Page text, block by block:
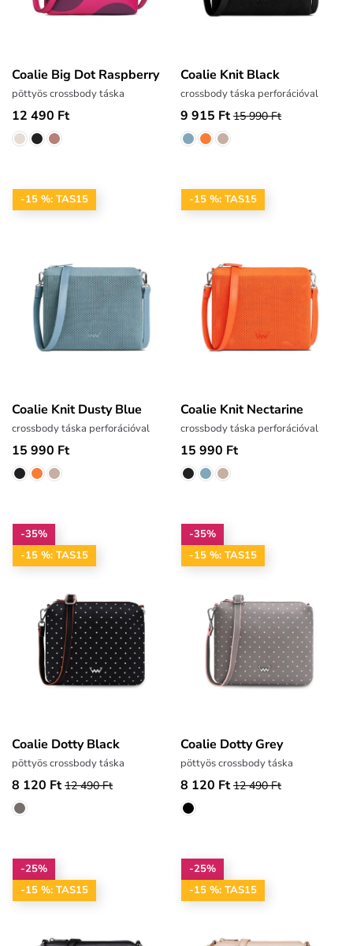
Coalie Big Dot Raspberry
pöttyös crossbody táska
12 490 Ft
Coalie Knit Black
crossbody táska perforációval
9 915 Ft 15 990 Ft
-15 %: TAS15
Coalie Knit Dusty Blue
crossbody táska perforációval
15 990 Ft
-15 %: TAS15
Coalie Knit Nectarine
crossbody táska perforációval
15 990 Ft
-35%
-15 %: TAS15
Coalie Dotty Black
pöttyös crossbody táska
8 120 Ft 12 490 Ft
-35%
-15 %: TAS15
Coalie Dotty Grey
pöttyös crossbody táska
8 120 Ft 12 490 Ft
-25%
-15 %: TAS15
-25%
-15 %: TAS15